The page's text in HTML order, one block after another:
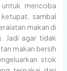
mencoba
sambal
makan di
Jadi agar tidak
makan bersih
stok